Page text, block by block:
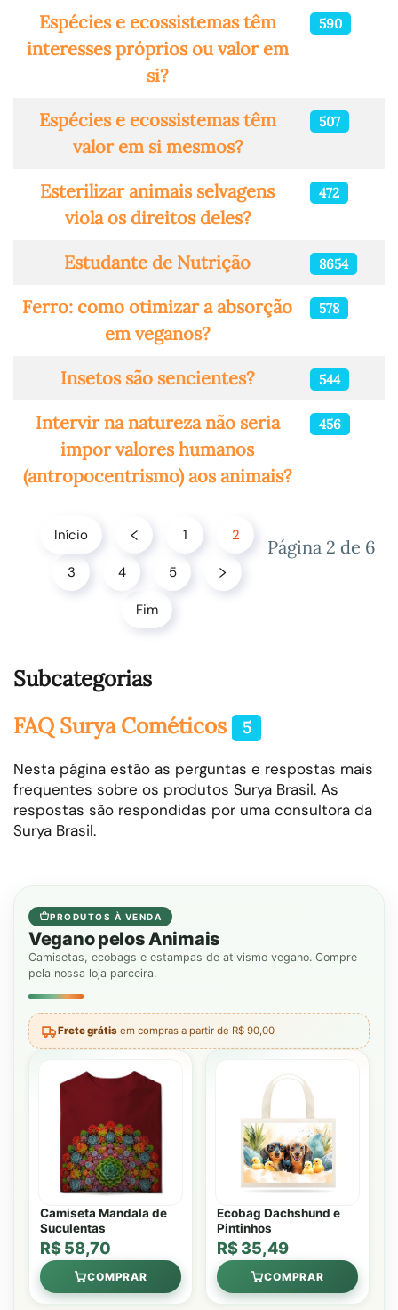
Espécies e ecossistemas têm
interesses próprios ou valor em
si?
590
Espécies e ecossistemas têm
valor em si mesmos?
507
Esterilizar animais selvagens
viola os direitos deles?
472
Estudante de Nutrição 8654
Ferro: como otimizar a absorção
em veganos?
578
Insetos são sencientes? 544
Intervir na natureza não seria
impor valores humanos
(antropocentrismo) aos animais?
456
Página 2 de 6
Início 1 2
3 4 5
Fim
Subcategorias
FAQ Surya Cométicos
5
Nesta página estão as perguntas e respostas mais
frequentes sobre os produtos Surya Brasil. As
respostas são respondidas por uma consultora da
Surya Brasil.
PRODUTOS À VENDA
Vegano pelos Animais
Camisetas, ecobags e estampas de ativismo vegano. Compre
pela nossa loja parceira.
Frete grátis em compras a partir de R$ 90,00
Camiseta Mandala de
Suculentas
R$ 58,70
COMPRAR
Ecobag Dachshund e
Pintinhos
R$ 35,49
COMPRAR